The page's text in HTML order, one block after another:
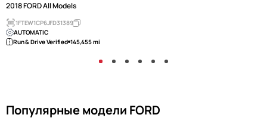
2018 FORD All Models
1FTEW1CP6JFD31389
AUTOMATIC
Run & Drive Verified 145,455 mi
Популярные модели FORD